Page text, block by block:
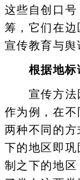
这些自创口
筹，它们在
宣传教育与舆
根据地标
宣传方法因
作为例，在
两种不同的
下的地区即
制之下的地